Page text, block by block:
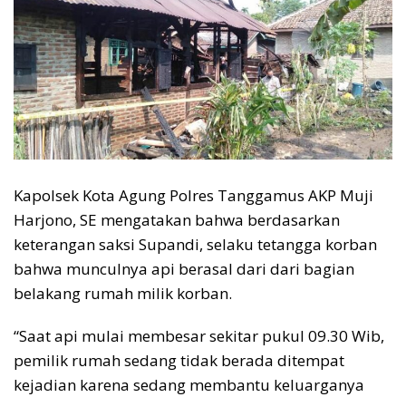
Kapolsek Kota Agung Polres Tanggamus AKP Muji
Harjono, SE mengatakan bahwa berdasarkan
keterangan saksi Supandi, selaku tetangga korban
bahwa munculnya api berasal dari dari bagian
belakang rumah milik korban.
“Saat api mulai membesar sekitar pukul 09.30 Wib,
pemilik rumah sedang tidak berada ditempat
kejadian karena sedang membantu keluarganya